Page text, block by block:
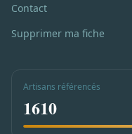
Contact
Supprimer ma fiche
Artisans référencés
1610